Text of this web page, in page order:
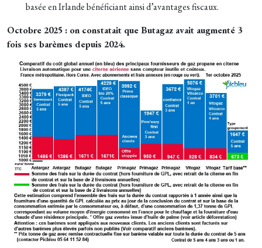
basée en Irlande bénéficiant ainsi d’avantages fiscaux.
Octobre 2025 : on constatait que Butagaz avait augmenté 3
fois ses barèmes depuis 2024.